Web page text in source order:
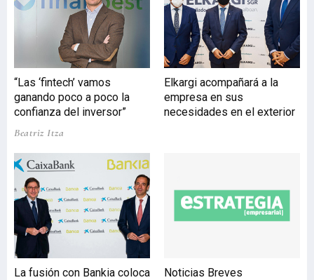
José Miguel García. El
convenio renovado
permite al operador de
telecomunicaciones
promover soluciones
avanzadas entre las
empresas afiliadas a Cebek
con el objetivo de
sanitaria como el actual,
donde la c
“Las ‘fintech’ vamos
ganando poco a poco la
confianza del inversor”
Beatriz Itza
Elkargi acompañará a la
empresa en sus
necesidades en el exterior
La fusión con Bankia coloca
Noticias Breves